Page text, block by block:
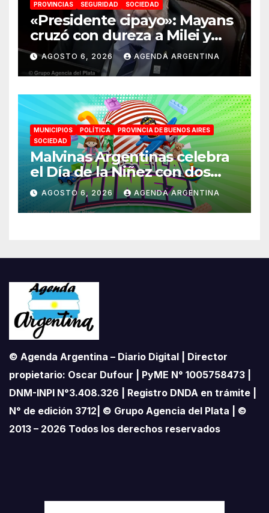
PROVINCIAS
SEGURIDAD SOCIEDAD
«Presidente cipayo»: Mayans
cruzó con dureza a Milei y
advirtió sobre un juicio
político por traición a la
Patria
AGOSTO 6, 2026 AGENDA ARGENTINA
MUNICIPIOS POLÍTICA
PROVINCIA DE BUENOS AIRES
SOCIEDAD
Malvinas Argentinas celebra
el Día de la Niñez con dos
jornadas de juegos,
espectáculos y actividades
para toda la familia
AGOSTO 6, 2026 AGENDA ARGENTINA
© Agenda Argentina – Diario Digital | Director
propietario: Oscar Dufour | PyME N° 1005758473 |
DNM-INPI N°3.408.326 | Registro DNDA en trámite |
N° de edición 3712| © Grupo Agencia del Plata | ©
2013 – 2026 Todos los derechos reservados